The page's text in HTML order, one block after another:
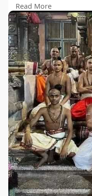
दुनिया मे केवल हिंदुत्व बचेगा!
हिब्रू में अनुवाद करने
इसरायली था जिसने बाद में
पहला व्यक्ति जिसने रूसी
नोविकोव जो बाद में
आज तक 283 बुद्धिमानों ने
अलग अलग भाषाओं में जिनमें
रूसी, 4 फ्रेंच, 13 स्पेनिश,
जिस व्यक्ति ने कुरान को
चंद्र सेन था!
लेकिन वो इस्लाम मे नहीं
पहले श्रीमद भागवद गीता
ये है सनातन धर्म और इसके
इन सत्य को आप परख सकते
Read More